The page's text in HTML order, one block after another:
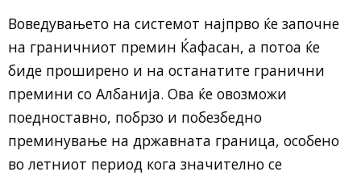
Воведувањето на системот најпрво ќе започне
на граничниот премин Ќафасан, а потоа ќе
биде проширено и на останатите гранични
премини со Албанија. Ова ќе овозможи
поедноставно, побрзо и побезбедно
преминување на државната граница, особено
во летниот период кога значително се